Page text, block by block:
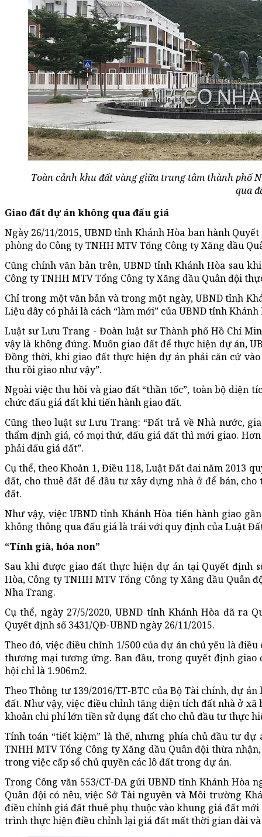
Toàn cảnh khu đất vàng giữa trung tâm thành phố
qua
Giao đất dự án không qua đấu giá
Ngày 26/11/2015, UBND tỉnh Khánh Hòa ban hành
phòng do Công ty TNHH MTV Tổng Công ty Xăng dầu
Cũng chính văn bản trên, UBND tỉnh Khánh Hòa sau
Công ty TNHH MTV Tổng Công ty Xăng dầu Quân đội
Chỉ trong một văn bản và trong một ngày, UBND tỉnh
Liệu đây có phải là cách “làm mới” của UBND tỉnh Khánh
Luật sư Lưu Trang - Đoàn luật sư Thành phố Hồ Chí
vậy là không đúng. Muốn giao đất để thực hiện dự án,
Đồng thời, khi giao đất thực hiện dự án phải căn cứ
thu rồi giao như vậy”.
Ngoài việc thu hồi và giao đất “thần tốc”, toàn bộ diện
chức đấu giá đất khi tiến hành giao đất.
Cũng theo luật sư Lưu Trang: “Đất trả về Nhà nước,
thẩm định giá, có mọi thứ, đấu giá đất thì mới giao.
phải đấu giá đất”.
Cụ thể, theo Khoản 1, Điều 118, Luật Đất đai năm 2013
đất, cho thuê đất để đầu tư xây dựng nhà ở để bán,
đất.
Như vậy, việc UBND tỉnh Khánh Hòa tiến hành giao
không thông qua đấu giá là trái với quy định của Luật
“Tính già, hóa non”
Sau khi được giao đất thực hiện dự án tại Quyết định
Hòa, Công ty TNHH MTV Tổng Công ty Xăng dầu
Nha Trang.
Cụ thể, ngày 27/5/2020, UBND tỉnh Khánh Hòa đã ra
Quyết định số 3431/QĐ-UBND ngày 26/11/2015.
Theo đó, việc điều chỉnh 1/500 của dự án chủ yếu là
thương mại tương ứng. Ban đầu, trong quyết định giao
hội chỉ là 1.906m2.
Theo Thông tư 139/2016/TT-BTC của Bộ Tài chính, dự
đất. Như vậy, việc điều chỉnh tăng diện tích đất nhà ở
khoản chi phí lớn tiền sử dụng đất cho chủ đầu tư thực
Tính toán “tiết kiệm” là thế, nhưng phía chủ đầu tư
TNHH MTV Tổng Công ty Xăng dầu Quân đội thừa
trong việc cấp sổ chủ quyền các lô đất trong dự án.
Trong Công văn 553/CT-DA gửi UBND tỉnh Khánh Hòa
Quân đội có nêu, việc Sở Tài nguyên và Môi trường
điều chỉnh giá đất thuê phụ thuộc vào khung giá đất
trình thực hiện điều chỉnh lại giá đất mất thời gian dài